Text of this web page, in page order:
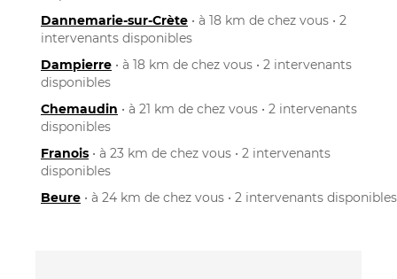
Dannemarie-sur-Crète • à 18 km de chez vous • 2
intervenants disponibles
Dampierre • à 18 km de chez vous • 2 intervenants
disponibles
Chemaudin • à 21 km de chez vous • 2 intervenants
disponibles
Franois • à 23 km de chez vous • 2 intervenants
disponibles
Beure • à 24 km de chez vous • 2 intervenants disponibles